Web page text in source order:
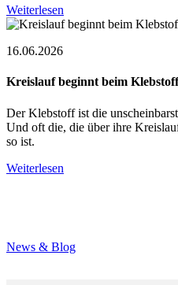
Weiterlesen
16.06.2026
Kreislauf beginnt beim Klebstoff
Der Klebstoff ist die
Und oft die, die über ihre
so ist.
Weiterlesen
News & Blog